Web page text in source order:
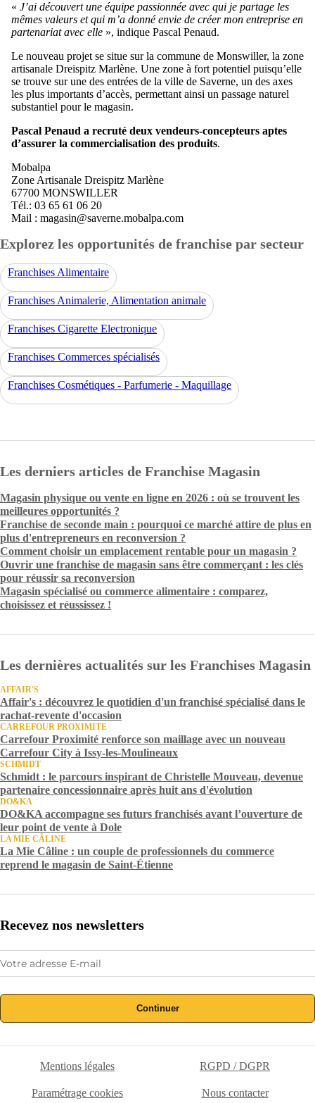
« J’ai découvert une équipe passionnée avec qui je partage les
mêmes valeurs et qui m’a donné envie de créer mon entreprise en
partenariat avec elle », indique Pascal Penaud.
Le nouveau projet se situe sur la commune de Monswiller, la zone
artisanale Dreispitz Marlène. Une zone à fort potentiel puisqu’elle
se trouve sur une des entrées de la ville de Saverne, un des axes
les plus importants d’accès, permettant ainsi un passage naturel
substantiel pour le magasin.
Pascal Penaud a recruté deux vendeurs-concepteurs aptes
d’assurer la commercialisation des produits.
Mobalpa
Zone Artisanale Dreispitz Marlène
67700 MONSWILLER
Tél.: 03 65 61 06 20
Mail : magasin@saverne.mobalpa.com
Explorez les opportunités de franchise par secteur
Franchises Alimentaire
Franchises Animalerie, Alimentation animale
Franchises Cigarette Electronique
Franchises Commerces spécialisés
Franchises Cosmétiques - Parfumerie - Maquillage
Les derniers articles de Franchise Magasin
Magasin physique ou vente en ligne en 2026 : où se trouvent les
meilleures opportunités ?
Franchise de seconde main : pourquoi ce marché attire de plus en
plus d'entrepreneurs en reconversion ?
Comment choisir un emplacement rentable pour un magasin ?
Ouvrir une franchise de magasin sans être commerçant : les clés
pour réussir sa reconversion
Magasin spécialisé ou commerce alimentaire : comparez,
choisissez et réussissez !
Les dernières actualités sur les Franchises Magasin
AFFAIR'S
Affair's : découvrez le quotidien d'un franchisé spécialisé dans le
rachat-revente d'occasion
CARREFOUR PROXIMITE
Carrefour Proximité renforce son maillage avec un nouveau
Carrefour City à Issy-les-Moulineaux
SCHMIDT
Schmidt : le parcours inspirant de Christelle Mouveau, devenue
partenaire concessionnaire après huit ans d'évolution
DO&KA
DO&KA accompagne ses futurs franchisés avant l’ouverture de
leur point de vente à Dole
LA MIE CÂLINE
La Mie Câline : un couple de professionnels du commerce
reprend le magasin de Saint-Étienne
Recevez nos newsletters
Continuer
Mentions légales RGPD / DGPR
Paramétrage cookies Nous contacter